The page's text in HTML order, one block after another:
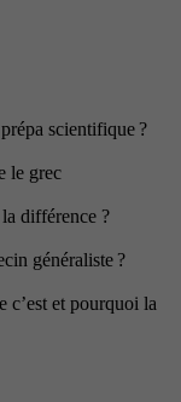
scientifique ?
le grec
différence ?
généraliste ?
c’est et pourquoi la